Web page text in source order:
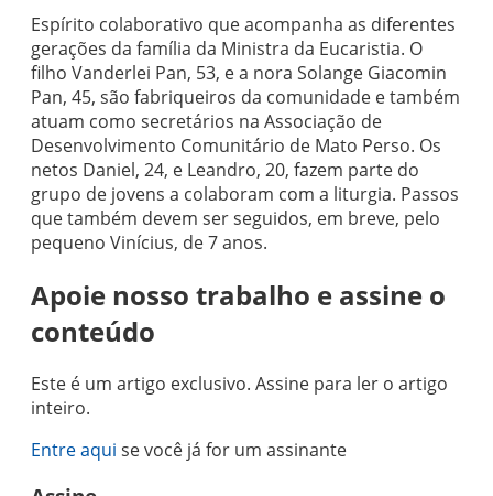
Espírito colaborativo que acompanha as diferentes
gerações da família da Ministra da Eucaristia. O
filho Vanderlei Pan, 53, e a nora Solange Giacomin
Pan, 45, são fabriqueiros da comunidade e também
atuam como secretários na Associação de
Desenvolvimento Comunitário de Mato Perso. Os
netos Daniel, 24, e Leandro, 20, fazem parte do
grupo de jovens a colaboram com a liturgia. Passos
que também devem ser seguidos, em breve, pelo
pequeno Vinícius, de 7 anos.
Apoie nosso trabalho e assine o
conteúdo
Este é um artigo exclusivo. Assine para ler o artigo
inteiro.
Entre aqui se você já for um assinante